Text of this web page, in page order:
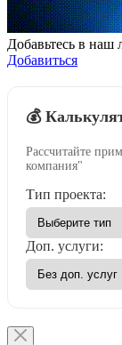
Добавьтесь в наш
Добавиться
💰
Рассчитайте
компания"
Тип проекта:
Доп. услуги: